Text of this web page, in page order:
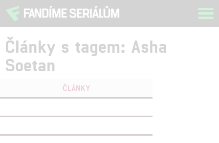
Články s tagem: Asha
Soetan
ČLÁNKY